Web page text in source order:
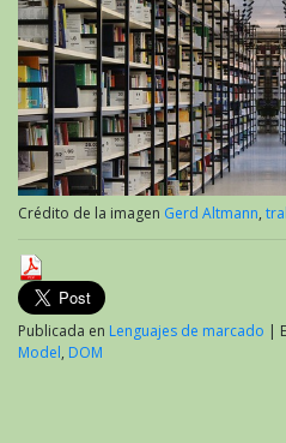
Crédito de la imagen Gerd Altmann,
Publicada en Lenguajes de marcado |
Model, DOM